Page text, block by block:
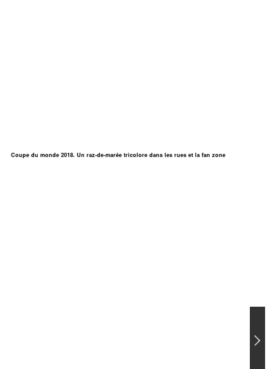
Coupe du monde 2018. Un raz-de-marée tricolore dans les rues et la fan zone